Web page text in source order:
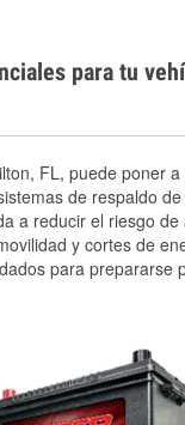
para tu
FL, puede poner
de respaldo
a reducir el riesgo de
y cortes de
para prepararse